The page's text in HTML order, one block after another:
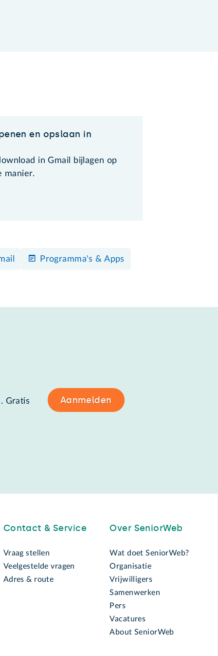
en opslaan in
in Gmail bijlagen op
manier.
Programma's & Apps
Gratis Aanmelden
Contact & Service
Vraag stellen
Veelgestelde vragen
Adres & route
Over SeniorWeb
Wat doet SeniorWeb?
Organisatie
Vrijwilligers
Samenwerken
Pers
Vacatures
About SeniorWeb